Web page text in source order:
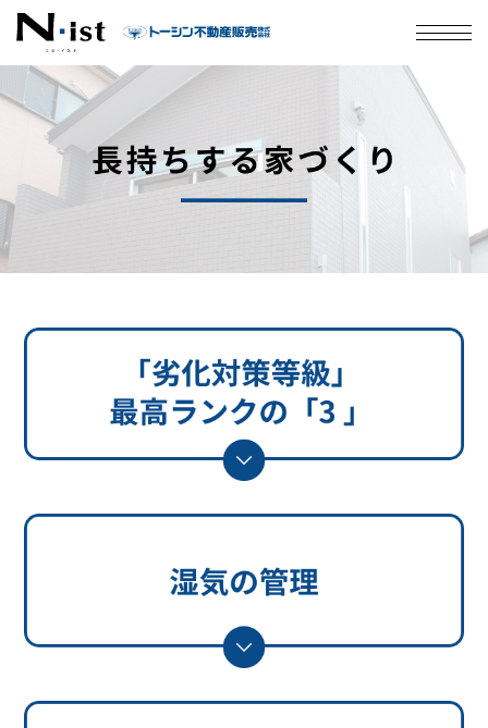
会社案内
Ｎ・istについて
住宅性能
施工事例
お客様の声
N・istのブランド広告
N・istチャンネル
スタッフブログ